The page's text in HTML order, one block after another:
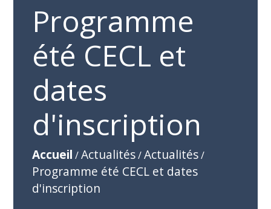
Programme
été CECL et
dates
d'inscription
Accueil /Actualités/Actualités/
Programme été CECL et dates
d'inscription